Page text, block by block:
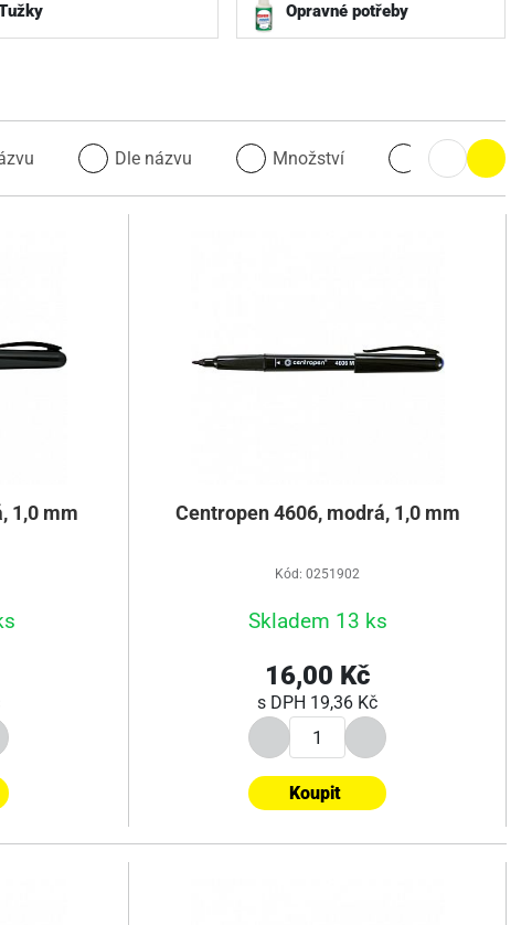
Opravné potřeby
Dle názvu Množství Množství
1,0 mm Centropen 4606, modrá, 1,0 mm
Kód: 0251902
Skladem 13 ks
16,00 Kč
s DPH 19,36 Kč
Koupit